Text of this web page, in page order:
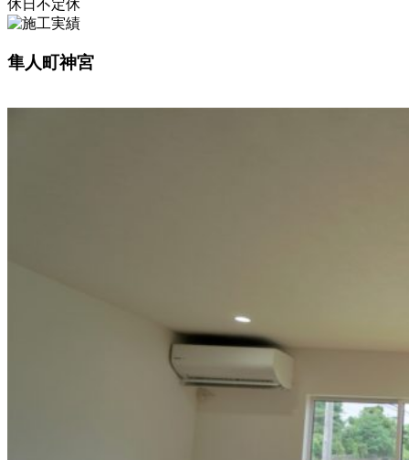
隼人町神宮